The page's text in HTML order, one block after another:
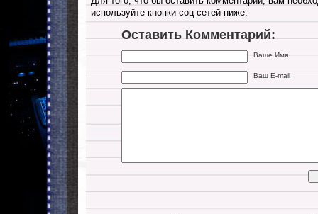
используйте кнопки соц сетей ниже:
Оставить Комментарий:
Ваше Имя
Ваш E-mail